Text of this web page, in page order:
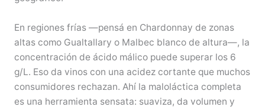
En regiones frías —pensá en Chardonnay de zonas
altas como Gualtallary o Malbec blanco de altura—, la
concentración de ácido málico puede superar los 6
g/L. Eso da vinos con una acidez cortante que muchos
consumidores rechazan. Ahí la maloláctica completa
es una herramienta sensata: suaviza, da volumen y